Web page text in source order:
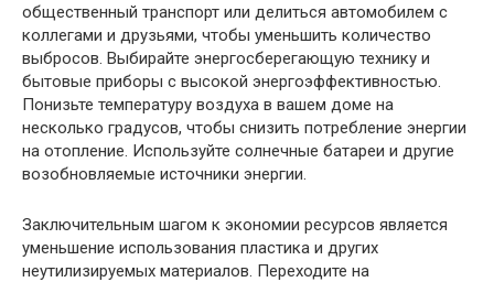
общественный транспорт или делиться автомобилем с
коллегами и друзьями, чтобы уменьшить количество
выбросов. Выбирайте энергосберегающую технику и
бытовые приборы с высокой энергоэффективностью.
Понизьте температуру воздуха в вашем доме на
несколько градусов, чтобы снизить потребление энергии
на отопление. Используйте солнечные батареи и другие
возобновляемые источники энергии.
Заключительным шагом к экономии ресурсов является
уменьшение использования пластика и других
неутилизируемых материалов. Переходите на